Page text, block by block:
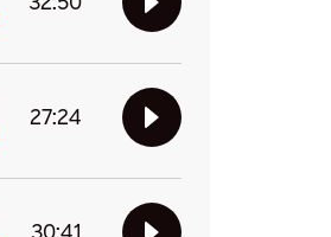
27:24
30:41